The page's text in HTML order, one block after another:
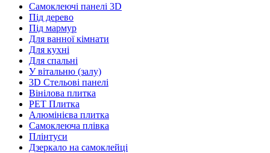
Самоклеючі панелі 3D
Під дерево
Під мармур
Для ванної кімнати
Для кухні
Для спальні
У вітальню (залу)
3D Стельові панелі
Вінілова плитка
PET Плитка
Алюмінієва плитка
Самоклеюча плівка
Плінтуси
Дзеркало на самоклейці